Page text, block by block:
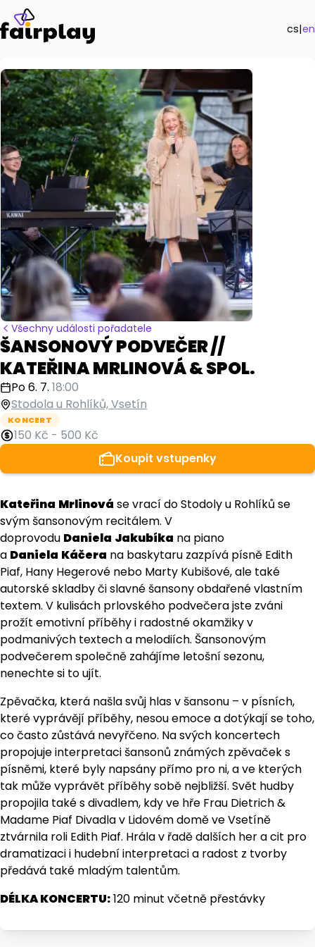
cs|en
Všechny události pořadatele
ŠANSONOVÝ PODVEČER //
KATEŘINA MRLINOVÁ & SPOL.
Po 6. 7. 18:00
Stodola u Rohlíků, Vsetín
KONCERT
150 Kč - 500 Kč
Koupit vstupenky
Kateřina Mrlinová se vrací do Stodoly u Rohlíků se
svým šansonovým recitálem. V
doprovodu Daniela Jakubíka na piano
a Daniela Káčera na baskytaru zazpívá písně Edith
Piaf, Hany Hegerové nebo Marty Kubišové, ale také
autorské skladby či slavné šansony obdařené vlastním
textem. V kulisách prlovského podvečera jste zváni
prožít emotivní příběhy i radostné okamžiky v
podmanivých textech a melodiích. Šansonovým
podvečerem společně zahájíme letošní sezonu,
nenechte si to ujít.
Zpěvačka, která našla svůj hlas v šansonu – v písních,
které vyprávějí příběhy, nesou emoce a dotýkají se toho,
co často zůstává nevyřčeno. Na svých koncertech
propojuje interpretaci šansonů známých zpěvaček s
písněmi, které byly napsány přímo pro ni, a ve kterých
tak může vyprávět příběhy sobě nejbližší. Svět hudby
propojila také s divadlem, kdy ve hře Frau Dietrich &
Madame Piaf Divadla v Lidovém domě ve Vsetíně
ztvárnila roli Edith Piaf. Hrála v řadě dalších her a cit pro
dramatizaci i hudební interpretaci a radost z tvorby
předává také mladým talentům.
DÉLKA KONCERTU:120 minut včetně přestávky